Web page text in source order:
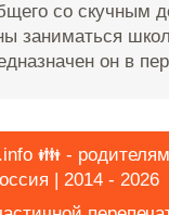
со скучным
заниматься
он в
👪 -
| 2014 - 2026